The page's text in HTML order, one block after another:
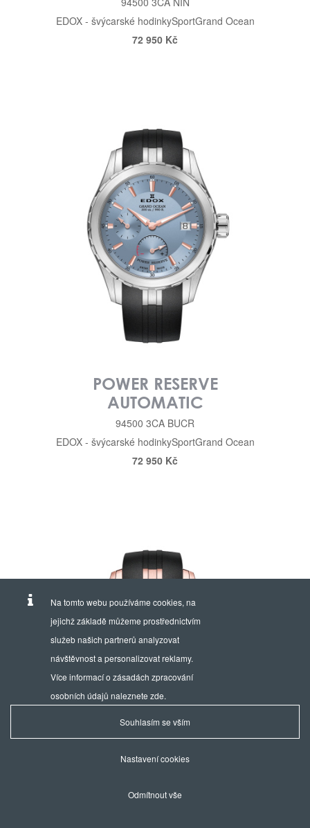
EDOX - švýcarské hodinkySportGrand Ocean
72 950 Kč
POWER RESERVE
AUTOMATIC
94500 3CA BUCR
EDOX - švýcarské hodinkySportGrand Ocean
72 950 Kč
POWER RESERVE
Na tomto webu používáme cookies, na
jejichž základě můžeme prostřednictvím
služeb našich partnerů analyzovat
návštěvnost a personalizovat reklamy.
Více informací o zásadách zpracování
osobních údajů naleznete zde.
Souhlasím se vším
Nastavení cookies
Odmítnout vše